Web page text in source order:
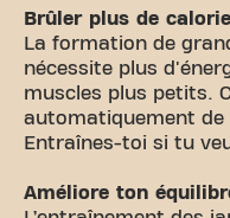
Brûler plus de
La formation de
nécessite plus
muscles plus petits.
automatiquement de
Entraînes-toi si tu
Améliore ton